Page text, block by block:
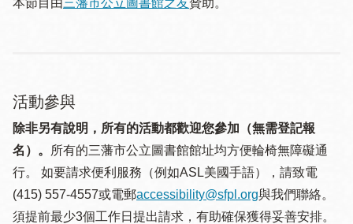
本節目由 三藩市公立圖書館之友贊助。
活動參與
除非另有說明，所有的活動都歡迎您參加（無需登記報
名）。
所有的三藩市公立圖書館館址均方便輪椅無障礙通
行。 如要請求便利服務（例如ASL美國手語），請致電
(415) 557-4557或電郵accessibility@sfpl.org與我們聯絡。
須提 前最少3個工作日提出請求，有助確保獲得妥善安排。